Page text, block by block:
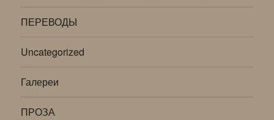
ПЕРЕВОДЫ
Uncategorized
Галереи
ПРОЗА